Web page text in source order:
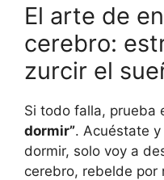
El arte de
cerebro:
zurcir el
Si todo falla, prueba
dormir”. Acuéstate
dormir, solo voy a
cerebro, rebelde por